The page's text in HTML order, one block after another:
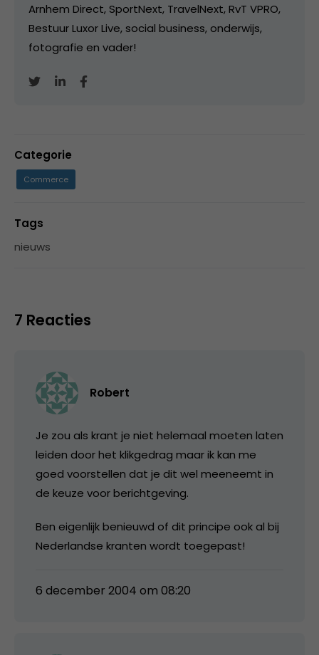
Arnhem Direct, SportNext, TravelNext, RvT VPRO,
Bestuur Luxor Live, social business, onderwijs,
fotografie en vader!
Categorie
Commerce
Tags
nieuws
7 Reacties
Robert
Je zou als krant je niet helemaal moeten laten
leiden door het klikgedrag maar ik kan me
goed voorstellen dat je dit wel meeneemt in
de keuze voor berichtgeving.
Ben eigenlijk benieuwd of dit principe ook al bij
Nederlandse kranten wordt toegepast!
6 december 2004 om 08:20